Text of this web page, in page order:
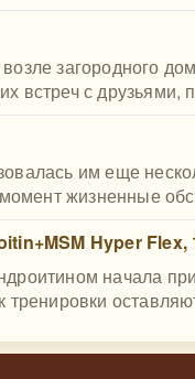
загородного
встреч с друзьями,
им еще
жизненные
Hyper Flex,
начала